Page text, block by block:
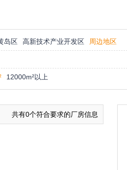
岛区 高新技术产业开发区 周边地区
12000m²以上
共有0个符合要求的厂房信息